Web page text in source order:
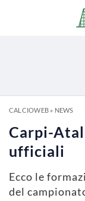
CALCIOWEB» NEWS
Carpi-
ufficiali
Ecco le
del